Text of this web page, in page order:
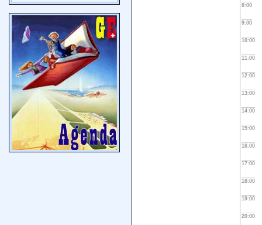
8:00
9:00
10:00
11:00
12:00
13:00
14:00
15:00
16:00
17:00
18:00
19:00
20:00